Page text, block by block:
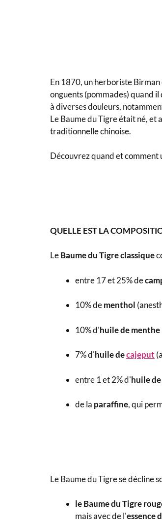
En 1870, un herboriste
onguents (pommades) quand
à diverses douleurs,
Le Baume du Tigre était né, et
traditionnelle chinoise.
Découvrez quand et
QUELLE EST LA
LeBaume du Tigreclassique
entre 17 et 25% de
10% dementhol
10% d'huile de
7% d'huile decajeput
entre 1 et 2% d'huile
de la paraffine, qui
Le Baume du Tigre se décline
le Baume du Tigre
mais avec de l'essence